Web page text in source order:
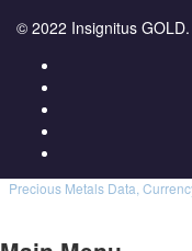
© 2022 Insignitus
Precious Metals Data,